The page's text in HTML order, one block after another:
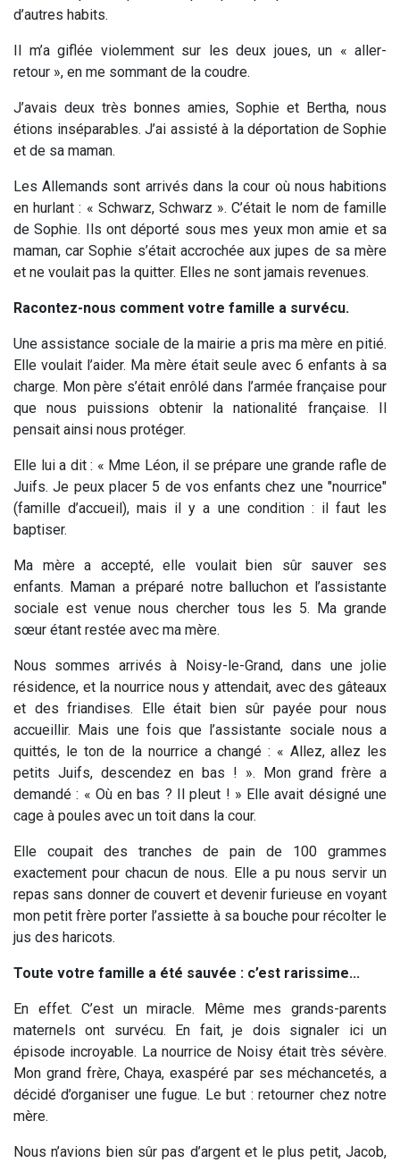
d’autres habits.
Il m’a giflée violemment sur les deux joues, un « aller-
retour », en me sommant de la coudre.
J’avais deux très bonnes amies, Sophie et Bertha, nous
étions inséparables. J’ai assisté à la déportation de Sophie
et de sa maman.
Les Allemands sont arrivés dans la cour où nous habitions
en hurlant : « Schwarz, Schwarz ». C’était le nom de famille
de Sophie. Ils ont déporté sous mes yeux mon amie et sa
maman, car Sophie s’était accrochée aux jupes de sa mère
et ne voulait pas la quitter. Elles ne sont jamais revenues.
Racontez-nous comment votre famille a survécu.
Une assistance sociale de la mairie a pris ma mère en pitié.
Elle voulait l’aider. Ma mère était seule avec 6 enfants à sa
charge. Mon père s’était enrôlé dans l’armée française pour
que nous puissions obtenir la nationalité française. Il
pensait ainsi nous protéger.
Elle lui a dit : « Mme Léon, il se prépare une grande rafle de
Juifs. Je peux placer 5 de vos enfants chez une "nourrice"
(famille d’accueil), mais il y a une condition : il faut les
baptiser.
Ma mère a accepté, elle voulait bien sûr sauver ses
enfants. Maman a préparé notre balluchon et l’assistante
sociale est venue nous chercher tous les 5. Ma grande
sœur étant restée avec ma mère.
Nous sommes arrivés à Noisy-le-Grand, dans une jolie
résidence, et la nourrice nous y attendait, avec des gâteaux
et des friandises. Elle était bien sûr payée pour nous
accueillir. Mais une fois que l’assistante sociale nous a
quittés, le ton de la nourrice a changé : « Allez, allez les
petits Juifs, descendez en bas ! ». Mon grand frère a
demandé : « Où en bas ? Il pleut ! » Elle avait désigné une
cage à poules avec un toit dans la cour.
Elle coupait des tranches de pain de 100 grammes
exactement pour chacun de nous. Elle a pu nous servir un
repas sans donner de couvert et devenir furieuse en voyant
mon petit frère porter l’assiette à sa bouche pour récolter le
jus des haricots.
Toute votre famille a été sauvée : c’est rarissime...
En effet. C’est un miracle. Même mes grands-parents
maternels ont survécu. En fait, je dois signaler ici un
épisode incroyable. La nourrice de Noisy était très sévère.
Mon grand frère, Chaya, exaspéré par ses méchancetés, a
décidé d’organiser une fugue. Le but : retourner chez notre
mère.
Nous n’avions bien sûr pas d’argent et le plus petit, Jacob,